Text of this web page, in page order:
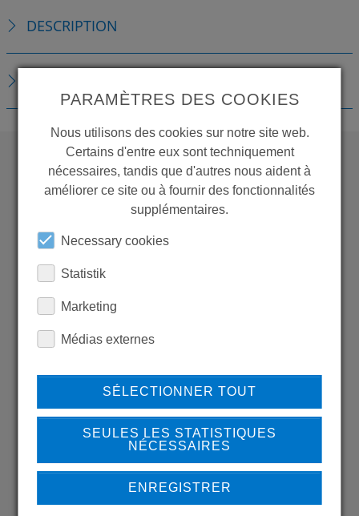
DESCRIPTION
WANT TO SEE
MORE PRODUCTS?
LEARN MORE ABOUT
OUR REFERENCES
PARAMÈTRES DES COOKIES
Nous utilisons des cookies sur notre site web.
Certains d'entre eux sont techniquement
nécessaires, tandis que d'autres nous aident à
améliorer ce site ou à fournir des fonctionnalités
supplémentaires.
Necessary cookies
Statistik
Marketing
Médias externes
SÉLECTIONNER TOUT
SEULES LES STATISTIQUES
NÉCESSAIRES
ENREGISTRER